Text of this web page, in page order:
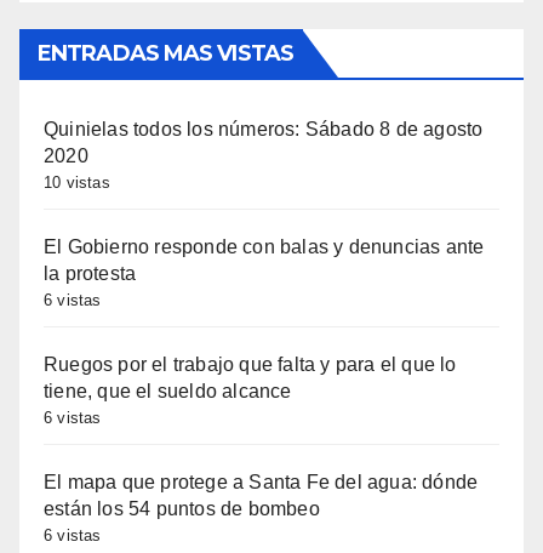
ENTRADAS MAS VISTAS
Quinielas todos los números: Sábado 8 de agosto
2020
10 vistas
El Gobierno responde con balas y denuncias ante
la protesta
6 vistas
Ruegos por el trabajo que falta y para el que lo
tiene, que el sueldo alcance
6 vistas
El mapa que protege a Santa Fe del agua: dónde
están los 54 puntos de bombeo
6 vistas